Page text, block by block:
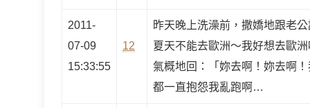
2011-
07-09
15:33:55
12
昨天晚上洗澡前，撒嬌地跟老
夏天不能去歐洲～我好想去歐
氣概地回：「妳去啊！妳去啊
都一直抱怨我亂跑啊…